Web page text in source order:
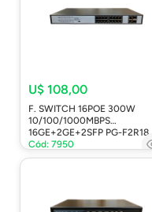
U$ 108,00
F. SWITCH 16POE 300W
10/100/1000MBPS
16GE+2GE+2SFP PG-F2R18
Cód: 7950